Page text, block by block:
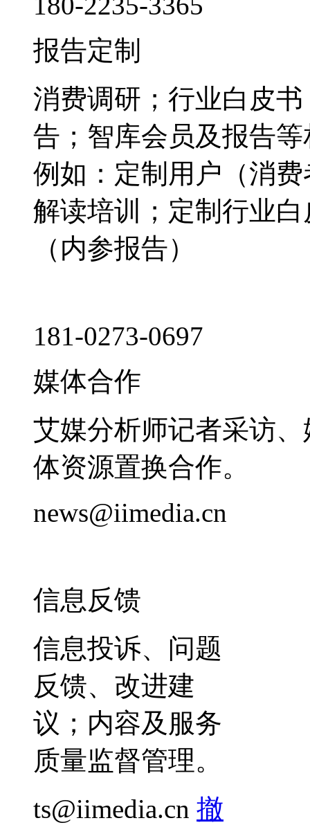
报告定制
消费调研；行业白皮
告；智库会员及报告
例如：定制用户（消
解读培训；定制行业
（内参报告）
181-0273-0697
媒体合作
艾媒分析师记者采访
体资源置换合作。
news@iimedia.cn
信息反馈
信息投诉、问题
反馈、改进建
议；内容及服务
质量监督管理。
ts@iimedia.cn 撤